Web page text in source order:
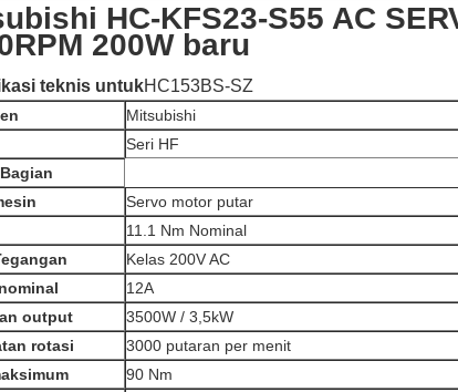
HC-KFS23-S55 AC
200W baru
teknis untukHC153BS-SZ
Mitsubishi
Seri HF
Servo motor putar
11.1 Nm Nominal
Kelas 200V AC
12A
output
3500W / 3,5kW
rotasi
3000 putaran per menit
90 Nm